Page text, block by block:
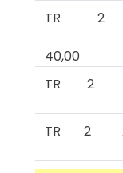
TR 2
40,00
TR
2
TR 2